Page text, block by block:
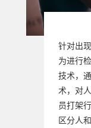
针对出
为进行
技术，
术，对
员打架
区分人